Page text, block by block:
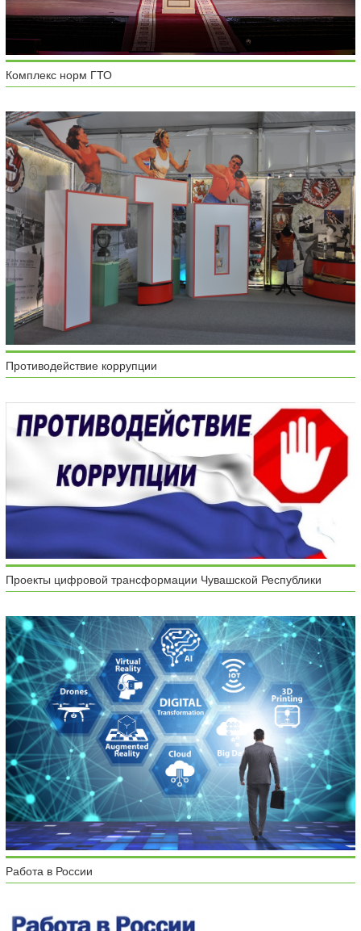
Комплекс норм ГТО
Противодействие коррупции
Проекты цифровой трансформации Чувашской Республики
Работа в России